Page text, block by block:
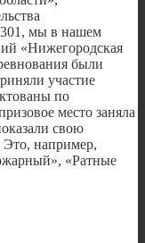
мы в нашем
«Нижегородская
были
участие
по
место заняла
свою
Это, например,
«Ратные